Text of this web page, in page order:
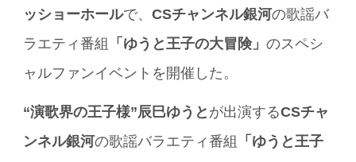
ッショーホールで、CSチャンネル銀河の歌謡バ
ラエティ番組
「ゆうと王子の大冒険」のスペシ
ャルファンイベントを開催した。
“演歌界の王子様”辰巳ゆうと が出演するCSチャ
ンネル銀河の歌謡バラエティ番組
「ゆうと王子